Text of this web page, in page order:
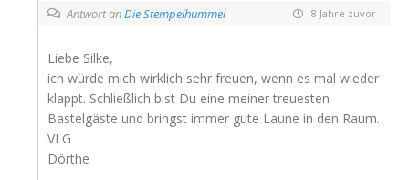
Antwort anDie Stempelhummel 8 Jahre zuvor
Liebe Silke,
ich würde mich wirklich sehr freuen, wenn es mal wieder
klappt. Schließlich bist Du eine meiner treuesten
Bastelgäste und bringst immer gute Laune in den Raum.
VLG
Dörthe